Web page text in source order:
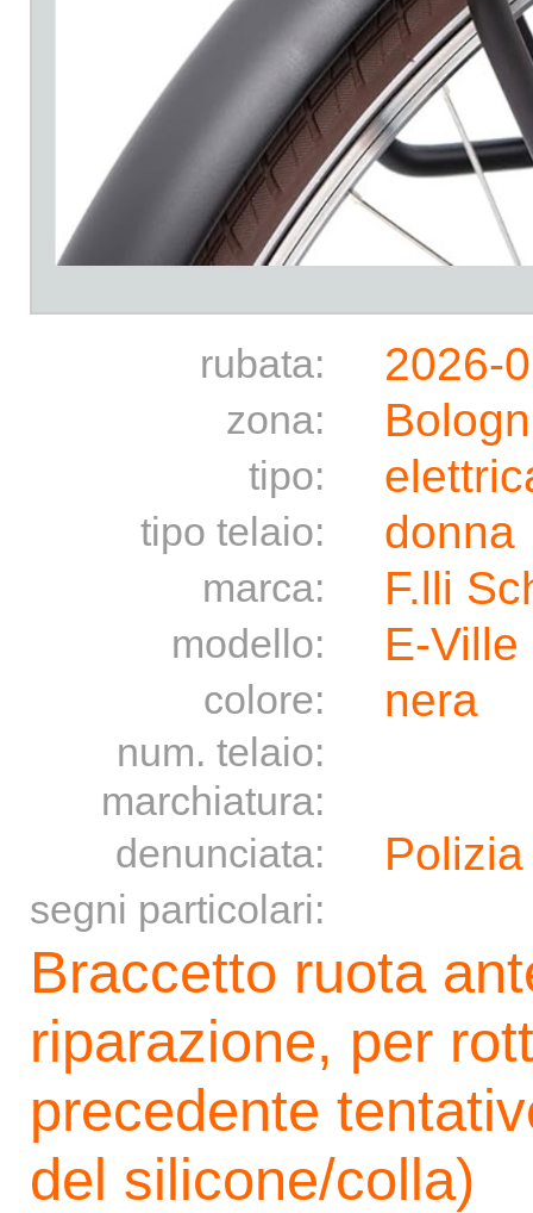
rubata: 2026-
zona:
tipo:
tipo telaio: donna
marca: F.lli
modello: E-Ville
colore: nera
num. telaio:
marchiatura:
denunciata:
segni particolari:
Braccetto ruota
riparazione, per
precedente
del silicone/colla)